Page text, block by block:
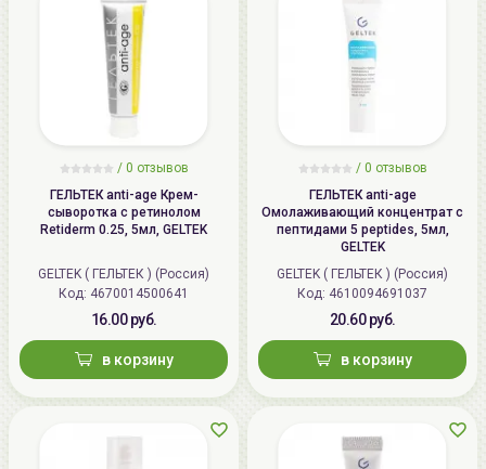
/ 0 отзывов
ГЕЛЬТЕК anti-age Крем-
сыворотка с ретинолом
Retiderm 0.25, 5мл, GELTEK
GELTEK ( ГЕЛЬТЕК ) (Россия)
Код: 4670014500641
16.00 руб.
в корзину
/ 0 отзывов
ГЕЛЬТЕК anti-age
Омолаживающий концентрат с
пептидами 5 peptides, 5мл,
GELTEK
GELTEK ( ГЕЛЬТЕК ) (Россия)
Код: 4610094691037
20.60 руб.
в корзину